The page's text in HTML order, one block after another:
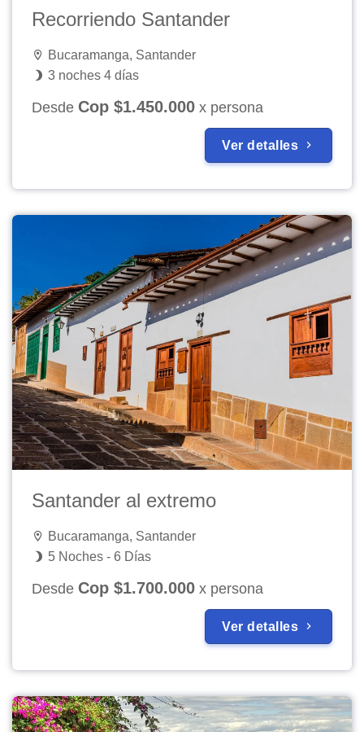
Recorriendo Santander
Bucaramanga, Santander
3 noches 4 días
Desde Cop $1.450.000 x persona
Ver detalles
Santander al extremo
Bucaramanga, Santander
5 Noches - 6 Días
Desde Cop $1.700.000 x persona
Ver detalles